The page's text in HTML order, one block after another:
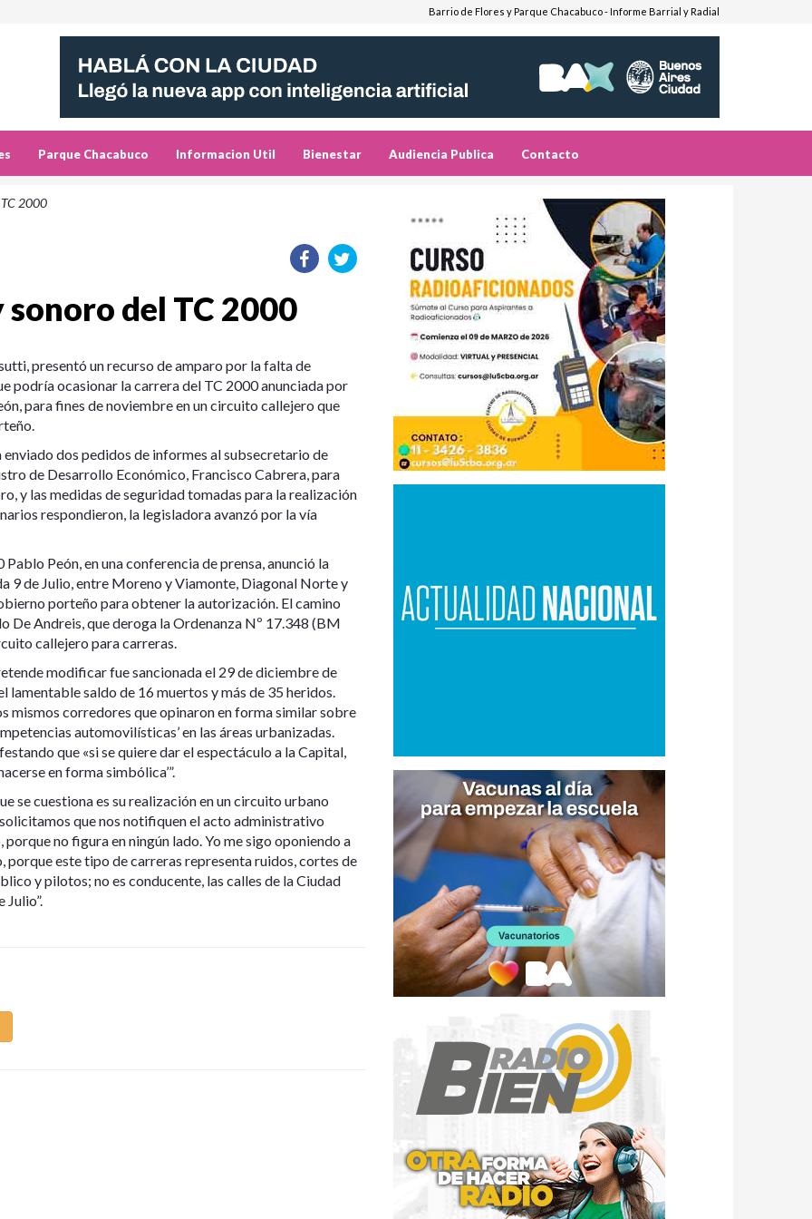
Barrio de Flores y Parque Chacabuco - Informe Barrial y Radial
Parque Chacabuco Informacion Util Bienestar Audiencia Publica Contacto
2000
del TC 2000
presentó un recurso de amparo por la falta de
podría ocasionar la carrera del TC 2000 anunciada por
para fines de noviembre en un circuito callejero que
dos pedidos de informes al subsecretario de
de Desarrollo Económico, Francisco Cabrera, para
y las medidas de seguridad tomadas para la realización
respondieron, la legisladora avanzó por la vía
Peón, en una conferencia de prensa, anunció la
9 de Julio, entre Moreno y Viamonte, Diagonal Norte y
porteño para obtener la autorización. El camino
De Andreis, que deroga la Ordenanza Nº 17.348 (BM
callejero para carreras.
modificar fue sancionada el 29 de diciembre de
saldo de 16 muertos y más de 35 heridos.
mismos corredores que opinaron en forma similar sobre
automovilísticas’ en las áreas urbanizadas.
que «si se quiere dar el espectáculo a la Capital,
en forma simbólica’”.
se cuestiona es su realización en un circuito urbano
que nos notifiquen el acto administrativo
no figura en ningún lado. Yo me sigo oponiendo a
porque este tipo de carreras representa ruidos, cortes de
y pilotos; no es conducente, las calles de la Ciudad
Julio”.